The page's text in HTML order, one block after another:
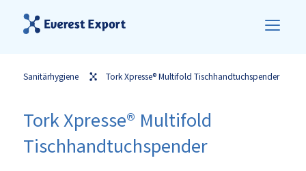
Sanitärhygiene Tork Xpresse® Multifold Tischhandtuchspender
Tork Xpresse® Multifold
Tischhandtuchspender